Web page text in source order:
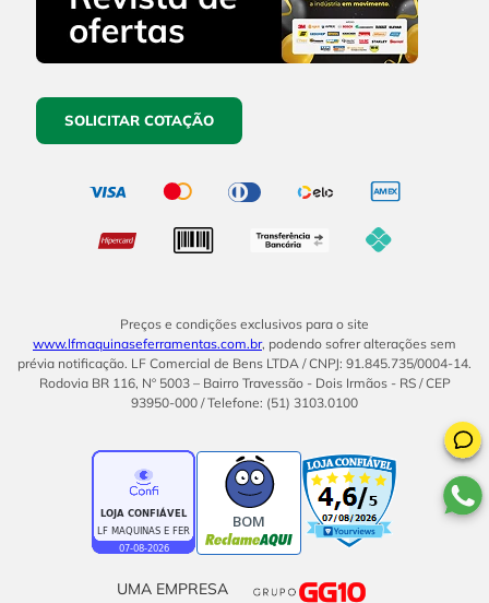
SOLICITAR COTAÇÃO
Preços e condições exclusivos para o site
www.lfmaquinaseferramentas.com.br, podendo sofrer alterações sem
prévia notificação. LF Comercial de Bens LTDA / CNPJ: 91.845.735/0004-14.
Rodovia BR 116, Nº 5003 – Bairro Travessão - Dois Irmãos - RS / CEP
93950-000 / Telefone: (51) 3103.0100
BOM
UMA EMPRESA